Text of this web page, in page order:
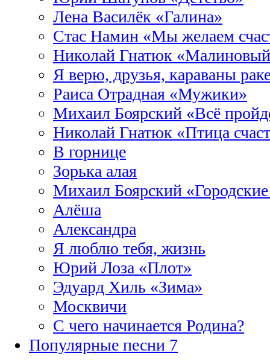
Лена Василёк «Галина»
Стас Намин «Мы желаем
Николай Гнатюк
Я верю, друзья, караваны
Раиса Отрадная «Мужики»
Михаил Боярский «Всё
Николай Гнатюк «Птица
В горнице
Зорька алая
Михаил Боярский
Алёша
Александра
Я люблю тебя, жизнь
Юрий Лоза «Плот»
Эдуард Хиль «Зима»
Москвичи
С чего начинается Родина?
Популярные песни 7